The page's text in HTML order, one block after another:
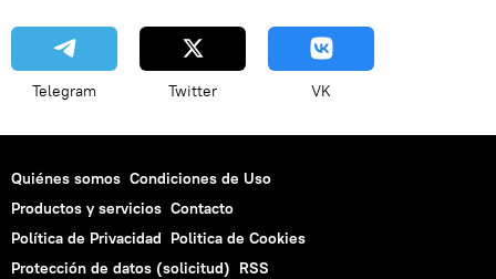
Telegram Twitter VK
Quiénes somos Condiciones de Uso
Productos y servicios Contacto
Política de Privacidad Politica de Cookies
Protección de datos (solicitud) RSS